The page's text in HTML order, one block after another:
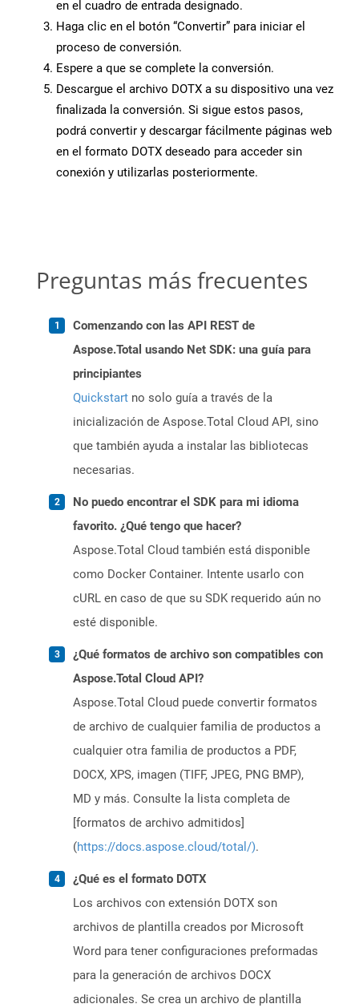
en el cuadro de entrada designado.
Haga clic en el botón “Convertir” para iniciar el
proceso de conversión.
Espere a que se complete la conversión.
Descargue el archivo DOTX a su dispositivo una vez
finalizada la conversión. Si sigue estos pasos,
podrá convertir y descargar fácilmente páginas web
en el formato DOTX deseado para acceder sin
conexión y utilizarlas posteriormente.
Preguntas más frecuentes
Comenzando con las API REST de
Aspose.Total usando Net SDK: una guía para
principiantes
Quickstart no solo guía a través de la
inicialización de Aspose.Total Cloud API, sino
que también ayuda a instalar las bibliotecas
necesarias.
No puedo encontrar el SDK para mi idioma
favorito. ¿Qué tengo que hacer?
Aspose.Total Cloud también está disponible
como Docker Container. Intente usarlo con
cURL en caso de que su SDK requerido aún no
esté disponible.
¿Qué formatos de archivo son compatibles con
Aspose.Total Cloud API?
Aspose.Total Cloud puede convertir formatos
de archivo de cualquier familia de productos a
cualquier otra familia de productos a PDF,
DOCX, XPS, imagen (TIFF, JPEG, PNG BMP),
MD y más. Consulte la lista completa de
[formatos de archivo admitidos]
(https://docs.aspose.cloud/total/).
¿Qué es el formato DOTX
Los archivos con extensión DOTX son
archivos de plantilla creados por Microsoft
Word para tener configuraciones preformadas
para la generación de archivos DOCX
adicionales. Se crea un archivo de plantilla